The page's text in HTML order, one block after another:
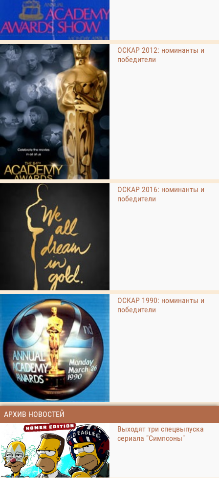
ОСКАР 2012: номинанты и
победители
ОСКАР 2016: номинанты и
победители
ОСКАР 1990: номинанты и
победители
АРХИВ НОВОСТЕЙ
Выходят три спецвыпуска
сериала "Симпсоны"